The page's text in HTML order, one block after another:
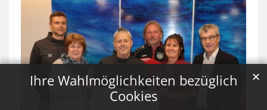
Ihre Wahlmöglichkeiten bezüglich
Cookies
✕